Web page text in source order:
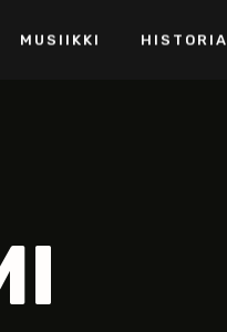
MUSIIKKI HISTORIA